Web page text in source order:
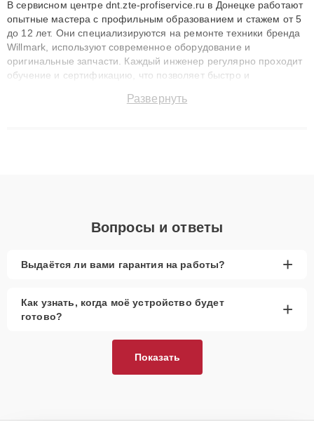
В сервисном центре dnt.zte-profiservice.ru в Донецке работают
опытные мастера с профильным образованием и стажем от 5
до 12 лет. Они специализируются на ремонте техники бренда
Willmark, используют современное оборудование и
оригинальные запчасти. Каждый инженер регулярно проходит
обучение и сертификацию, что позволяет быстро и
сохранением гарантии до 3 лет. Наши мастера решают
Развернуть
Вопросы и ответы
Выдаётся ли вами гарантия на работы? +
Как узнать, когда моё устройство будет
готово?
+
Показать